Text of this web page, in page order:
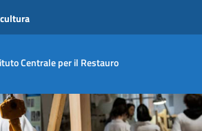
navigazione
Centrale per il Restauro